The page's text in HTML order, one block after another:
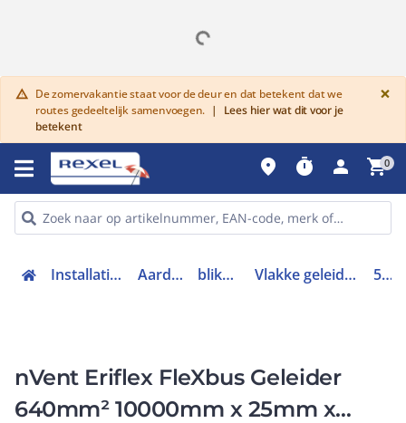
warning De zomervakantie staat voor de deur en dat betekent dat we
routes gedeeltelijk samenvoegen. |
Lees hier wat dit voor je
betekent
×
place timer person shopping_cart0
Installatiemateriaal en buizen Aardingsmaterialen bliksembeveiliging Vlakke geleider / band bliksembeveiliging 508038
nVent Eriflex FleXbus Geleider
640mm² 10000mm x 25mm x